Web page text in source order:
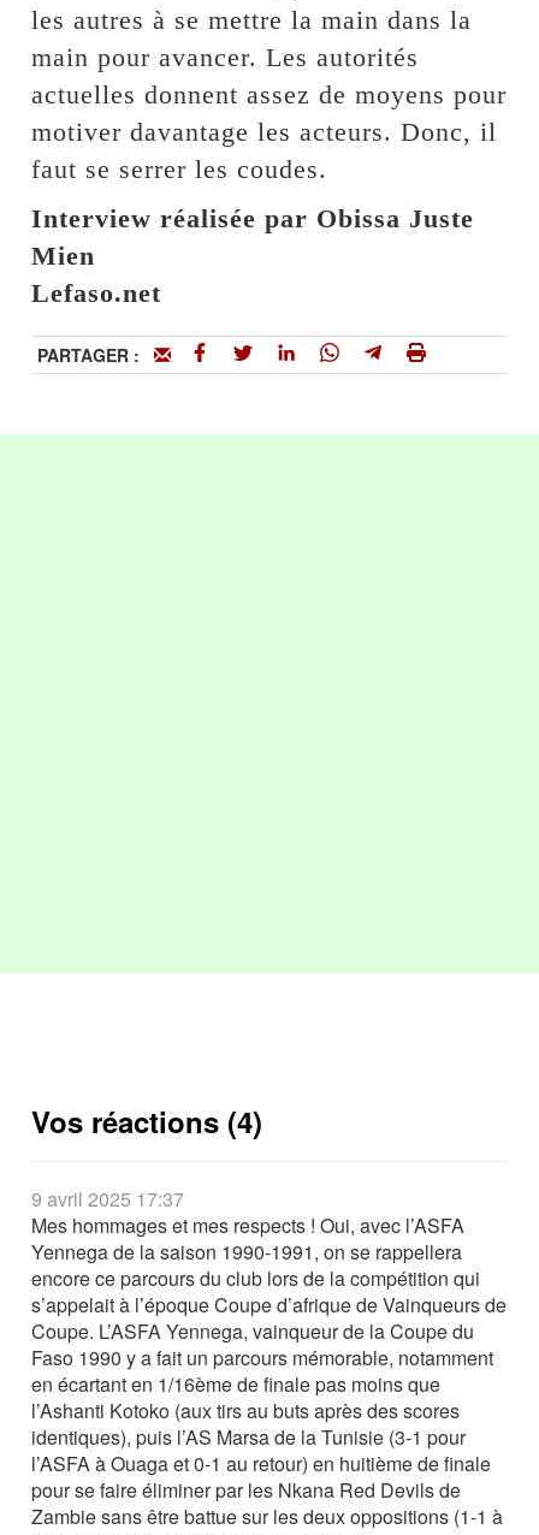
les autres à se mettre la main dans la
main pour avancer. Les autorités
actuelles donnent assez de moyens pour
motiver davantage les acteurs. Donc, il
faut se serrer les coudes.
Interview réalisée par Obissa Juste
Mien
Lefaso.net
PARTAGER :
Vos réactions (4)
9 avril 2025 17:37
Mes hommages et mes respects ! Oui, avec l’ASFA
Yennega de la saison 1990-1991, on se rappellera
encore ce parcours du club lors de la compétition qui
s’appelait à l’époque Coupe d’afrique de Vainqueurs de
Coupe. L’ASFA Yennega, vainqueur de la Coupe du
Faso 1990 y a fait un parcours mémorable, notamment
en écartant en 1/16ème de finale pas moins que
l’Ashanti Kotoko (aux tirs au buts après des scores
identiques), puis l’AS Marsa de la Tunisie (3-1 pour
l’ASFA à Ouaga et 0-1 au retour) en huitième de finale
pour se faire éliminer par les Nkana Red Devils de
Zambie sans être battue sur les deux oppositions (1-1 à